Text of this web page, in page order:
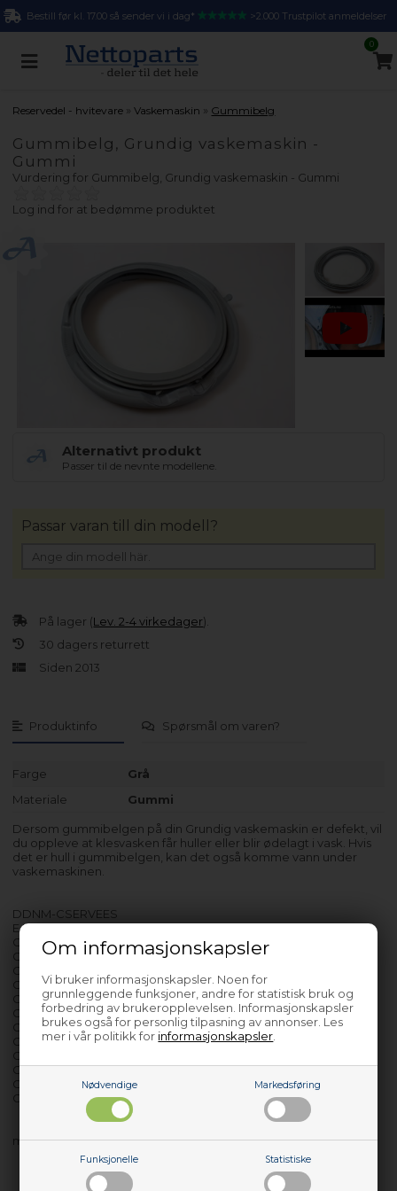
Om informasjonskapsler
Vi bruker informasjonskapsler. Noen for
grunnleggende funksjoner, andre for statistisk bruk og
forbedring av brukeropplevelsen. Informasjonskapsler
brukes også for personlig tilpasning av annonser. Les
mer i vår politikk for informasjonskapsler
Nødvendige Markedsføring
Funksjonelle Statistiske
Bestill før kl. 17.00 så sender vi i dag* >2.000 Trustpilot anmeldelser
0
Reservedel - hvitevare »Vaskemaskin » Gummibelg
Gummibelg, Grundig vaskemaskin -
Gummi
Vurdering for Gummibelg, Grundig vaskemaskin - Gummi
Log ind for at bedømme produktet
Alternativt produkt
Passer til de nevnte modellene.
Produktinfo Spørsmål om varen?
Farge
Grå
Materiale
Gummi
Dersom gummibelgen på din Grundig vaskemaskin er defekt, vil
du oppleve at klesvasken får huller eller blir ødelagt i vask. Hvis
det er hull i gummibelgen, kan det også komme vann under
vaskemaskinen.
DDNM-CSERVEES
E Edition75
GGWA38431
GWA38431 - 7157642500
GWM9902
GWN310P430
GWN38430W
GWN4847WBC
GWN49430
GWN510451H
GWN510452H
GWN59492C
GWN9402
GWW384311
med flere…
På lager (Lev. 2-4 virkedager).
30 dagers returrett
Siden 2013
Passar varan till din modell?